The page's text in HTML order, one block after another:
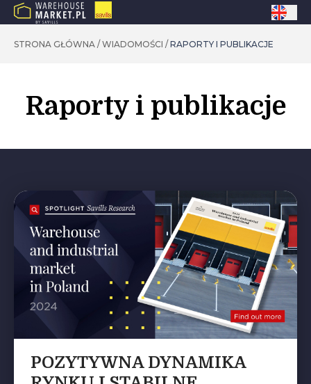
STRONA GŁÓWNA / WIADOMOŚCI / RAPORTY I PUBLIKACJE
Raporty i publikacje
POZYTYWNA DYNAMIKA